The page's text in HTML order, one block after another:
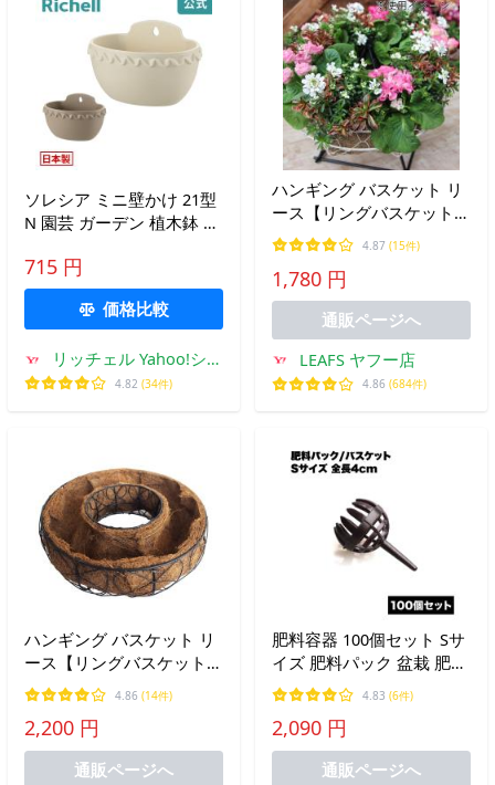
ソレシア ミニ壁かけ 21型
N 園芸 ガーデン 植木鉢 壁
ゃれ 室内 プラスチック リ
ッチェル 公式
715 円
価格比較
リッチェル Yahoo!ショ
ッピング店
4.82 (34件)
ハンギング バスケット リ
ース【リングバスケット
28cm】壁掛け 壁かけ プラ
ンター 寄せ植え ハロウィ
ン クリスマス お正月 アイ
アン ワイヤー
4.87 (15件)
1,780 円
通販ページへ
LEAFS ヤフー店
4.86 (684件)
ハンギング バスケット リ
ース【リングバスケット
34ｃｍ】壁掛け 壁かけ プ
ランター 寄せ植え ハロウ
ィン クリスマス お正月 ア
イアン ワイヤー
4.86 (14件)
2,200 円
通販ページへ
肥料容器 100個セット Sサ
イズ 肥料パック 盆栽 肥料
入れ フタ付き 害虫防止 肥
料ケース ガーデニング 園
芸
4.83 (6件)
2,090 円
通販ページへ